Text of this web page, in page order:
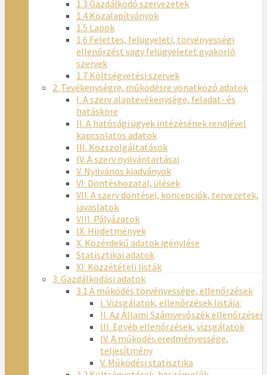
1.3 Gazdálkodó szervezetek
1.4 Közalapítványok
1.5 Lapok
1.6 Felettes, felügyeleti, törvényességi
ellenőrzést vagy felügyeletet gyakorló
szervek
1.7 Költségvetési szervek
2. Tevékenységre, működésre vonatkozó adatok
I. A szerv alaptevékenysége, feladat- és
hatásköre
II. A hatósági ügyek intézésének rendjével
kapcsolatos adatok
III. Közszolgáltatások
IV. A szerv nyilvántartásai
V. Nyilvános kiadványok
VI. Döntéshozatal, ülések
VII. A szerv döntései, koncepciók, tervezetek,
javaslatok
VIII. Pályázatok
IX. Hirdetmények
X. Közérdekű adatok igénylése
Statisztikai adatok
XI. Közzétételi listák
3. Gazdálkodási adatok
3.1 A működés törvényessége, ellenőrzések
I. Vizsgálatok, ellenőrzések listája:
II. Az Állami Számvevőszék ellenőrzései
III. Egyéb ellenőrzések, vizsgálatok
IV. A működés eredményessége,
teljesítmény
V. Működési statisztika